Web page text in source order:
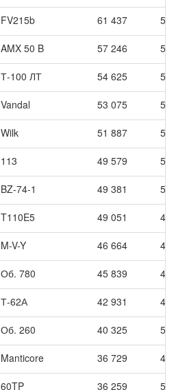
FV215b 61 437
AMX 50 B 57 246
Т-100 ЛТ 54 625
Vandal 53 075
Wilk 51 887
113 49 579
BZ-74-1 49 381
T110E5 49 051
M-V-Y 46 664
Об. 780 45 839
Т-62А 42 931
Об. 260 40 325
Manticore 36 729
60TP 36 259